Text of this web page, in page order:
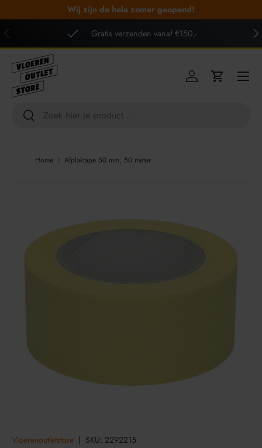
GA NAAR INHOUD
Wij zijn de hele zomer geopend!
VORIGE
Gratis verzenden vanaf €150,-
Zoeken
Zoeken
Inloggen
Menu
Home Afplaktape 50 mm, 50 meter
Vloerenoutletstore | SKU: 2292215